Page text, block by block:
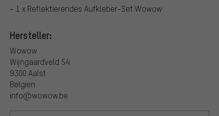
- 1 x Reflektierendes Aufkleber-Set Wowow
Hersteller:
Wowow
Wijngaardveld 54
9300 Aalst
Belgien
info@wowow.be